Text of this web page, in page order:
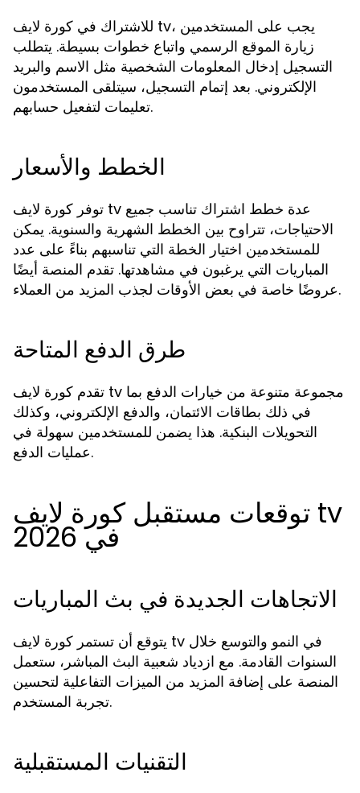
للاشتراك في كورة لايف tv، يجب على المستخدمين
زيارة الموقع الرسمي واتباع خطوات بسيطة. يتطلب
التسجيل إدخال المعلومات الشخصية مثل الاسم والبريد
الإلكتروني. بعد إتمام التسجيل، سيتلقى المستخدمون
تعليمات لتفعيل حسابهم.
الخطط والأسعار
توفر كورة لايف tv عدة خطط اشتراك تناسب جميع
الاحتياجات، تتراوح بين الخطط الشهرية والسنوية. يمكن
للمستخدمين اختيار الخطة التي تناسبهم بناءً على عدد
المباريات التي يرغبون في مشاهدتها. تقدم المنصة أيضًا
عروضًا خاصة في بعض الأوقات لجذب المزيد من العملاء.
طرق الدفع المتاحة
تقدم كورة لايف tv مجموعة متنوعة من خيارات الدفع بما
في ذلك بطاقات الائتمان، والدفع الإلكتروني، وكذلك
التحويلات البنكية. هذا يضمن للمستخدمين سهولة في
عمليات الدفع.
توقعات مستقبل كورة لايف tv
في 2026
الاتجاهات الجديدة في بث المباريات
يتوقع أن تستمر كورة لايف tv في النمو والتوسع خلال
السنوات القادمة. مع ازدياد شعبية البث المباشر، ستعمل
المنصة على إضافة المزيد من الميزات التفاعلية لتحسين
تجربة المستخدم.
التقنيات المستقبلية